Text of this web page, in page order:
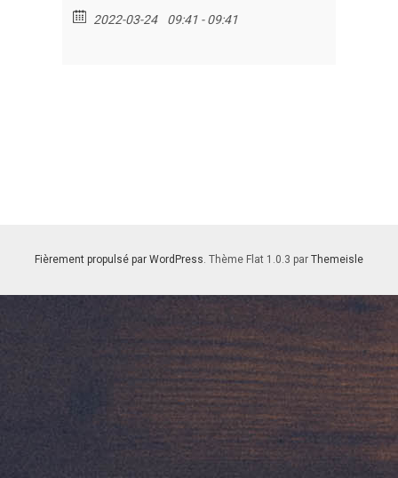
2022-03-24 09:41 - 09:41
Fièrement propulsé par WordPress. Thème Flat 1.0.3 par Themeisle